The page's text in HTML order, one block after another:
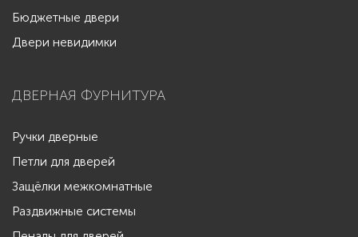
Бюджетные двери
Двери невидимки
ДВЕРНАЯ ФУРНИТУРА
Ручки дверные
Петли для дверей
Защёлки межкомнатные
Раздвижные системы